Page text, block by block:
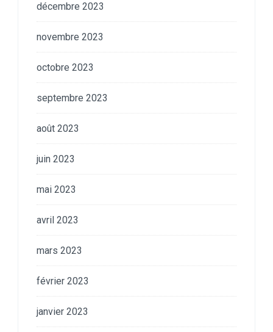
décembre 2023
novembre 2023
octobre 2023
septembre 2023
août 2023
juin 2023
mai 2023
avril 2023
mars 2023
février 2023
janvier 2023